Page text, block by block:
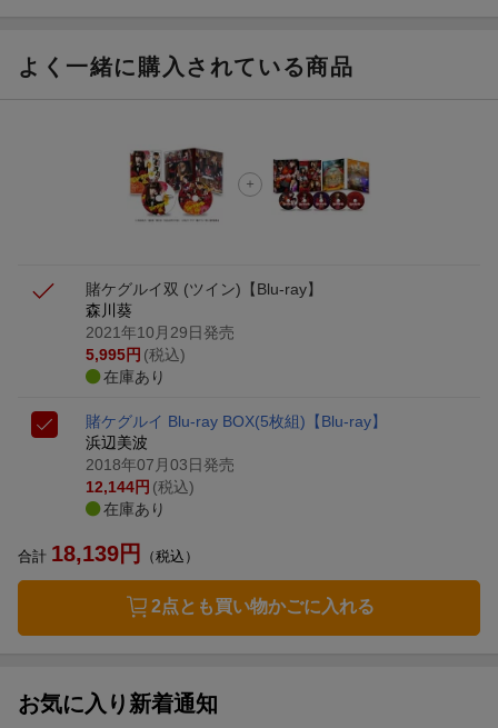
よく一緒に購入されている商品
賭ケグルイ双 (ツイン)【Blu-ray】
森川葵
2021年10月29日発売
5,995円 (税込)
在庫あり
賭ケグルイ Blu-ray BOX(5枚組)【Blu-ray】
浜辺美波
2018年07月03日発売
12,144円 (税込)
在庫あり
合計 18,139円 （税込）
2点とも買い物かごに入れる
お気に入り新着通知